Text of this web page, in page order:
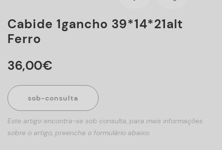
Cabide 1gancho 39*14*21alt
Ferro
36,00€
sob-consulta
Este artigo encontra-se sob consulta, para mais informações
sobre o artigo, preencha o formulário abaixo.